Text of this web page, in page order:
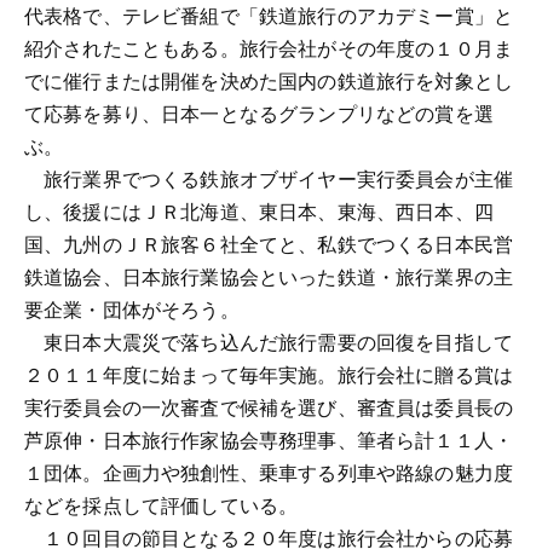
代表格で、テレビ番組で「鉄道旅行のアカデミー賞」と
紹介されたこともある。旅行会社がその年度の１０月ま
でに催行または開催を決めた国内の鉄道旅行を対象とし
て応募を募り、日本一となるグランプリなどの賞を選
ぶ。
旅行業界でつくる鉄旅オブザイヤー実行委員会が主催
し、後援にはＪＲ北海道、東日本、東海、西日本、四
国、九州のＪＲ旅客６社全てと、私鉄でつくる日本民営
鉄道協会、日本旅行業協会といった鉄道・旅行業界の主
要企業・団体がそろう。
東日本大震災で落ち込んだ旅行需要の回復を目指して
２０１１年度に始まって毎年実施。旅行会社に贈る賞は
実行委員会の一次審査で候補を選び、審査員は委員長の
芦原伸・日本旅行作家協会専務理事、筆者ら計１１人・
１団体。企画力や独創性、乗車する列車や路線の魅力度
などを採点して評価している。
１０回目の節目となる２０年度は旅行会社からの応募